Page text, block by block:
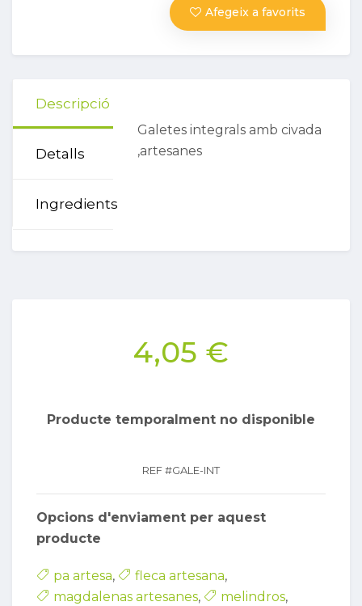
Afegeix a favorits
Descripció
Detalls
Ingredients
Galetes integrals amb civada
,artesanes
4,05 €
Producte temporalment no disponible
REF #GALE-INT
Opcions d'enviament per aquest
producte
pa artesa, fleca artesana,
magdalenas artesanes, melindros,